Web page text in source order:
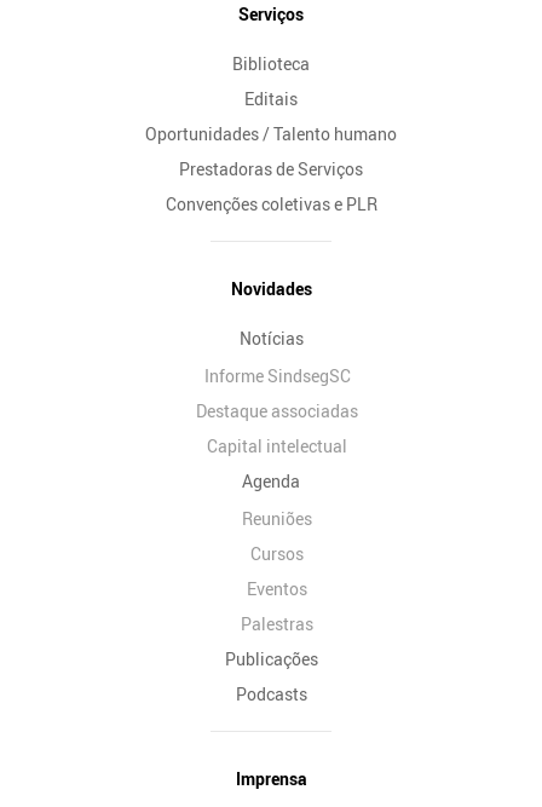
Serviços
Biblioteca
Editais
Oportunidades / Talento humano
Prestadoras de Serviços
Convenções coletivas e PLR
Novidades
Notícias
Informe SindsegSC
Destaque associadas
Capital intelectual
Agenda
Reuniões
Cursos
Eventos
Palestras
Publicações
Podcasts
Imprensa